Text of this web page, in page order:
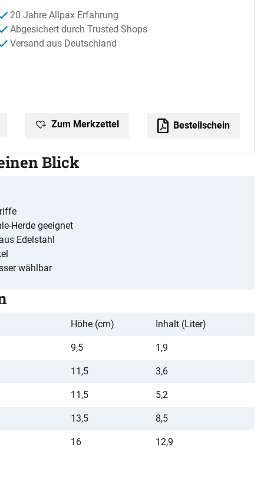
20 Jahre Allpax Erfahrung
Abgesichert durch Trusted Shops
Versand aus Deutschland
Zum Merkzettel Bestellschein
Blick
Herde geeignet
Edelstahl
wählbar
Höhe (cm) Inhalt (Liter)
9,5 1,9
11,5 3,6
11,5 5,2
13,5 8,5
16 12,9